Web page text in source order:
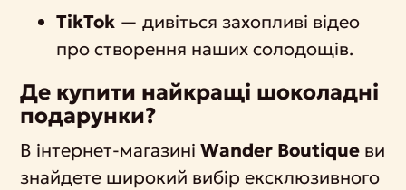
TikTok — дивіться захопливі відео
про створення наших солодощів.
Де купити найкращі шоколадні
подарунки?
В інтернет-магазиніWander Boutique ви
знайдете широкий вибір ексклюзивного